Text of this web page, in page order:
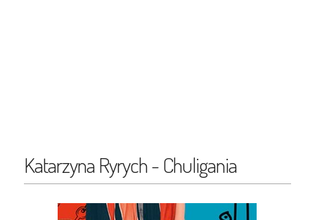
Katarzyna Ryrych - Chuligania